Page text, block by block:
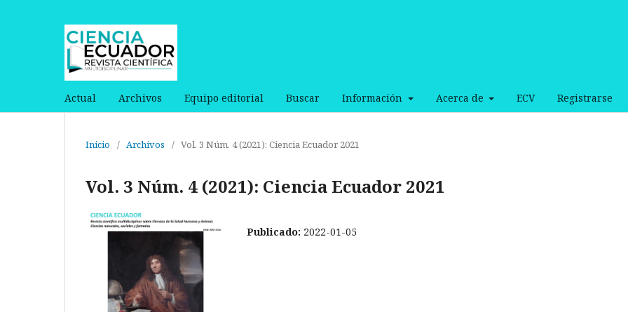
Actual Archivos Equipo editorial Buscar Información Acerca de ECV Registrarse
Inicio / Archivos / Vol. 3 Núm. 4 (2021): Ciencia Ecuador 2021
Vol. 3 Núm. 4 (2021): Ciencia Ecuador 2021
Publicado: 2022-01-05